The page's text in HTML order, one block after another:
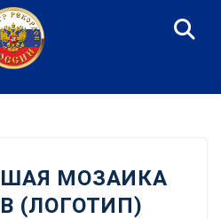
МОЗАИКА
(ЛОГОТИП)